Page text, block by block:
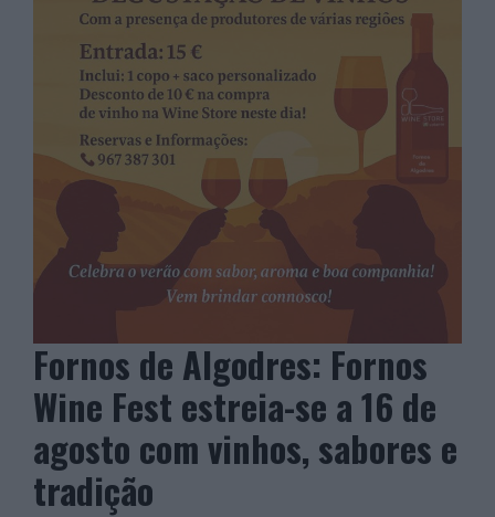
Fornos de Algodres: Fornos
Wine Fest estreia-se a 16 de
agosto com vinhos, sabores e
tradição